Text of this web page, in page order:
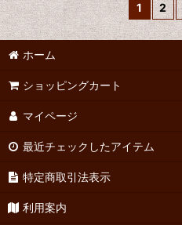
1 2
ホーム
ショッピングカート
マイページ
最近チェックしたアイテム
特定商取引法表示
利用案内